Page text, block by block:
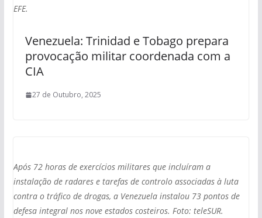
EFE.
Venezuela: Trinidad e Tobago prepara
provocação militar coordenada com a
CIA
27 de Outubro, 2025
Após 72 horas de exercícios militares que incluíram a
instalação de radares e tarefas de controlo associadas à luta
contra o tráfico de drogas, a Venezuela instalou 73 pontos de
defesa integral nos nove estados costeiros. Foto: teleSUR.